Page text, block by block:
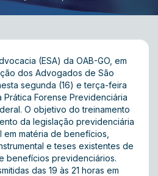
(ESA) da OAB-GO, em
dos Advogados de São
segunda (16) e terça-feira
Prática Forense Previdenciária
O objetivo do treinamento
da legislação previdenciária
matéria de benefícios,
e teses existentes de
benefícios previdenciários.
das 19 às 21 horas em